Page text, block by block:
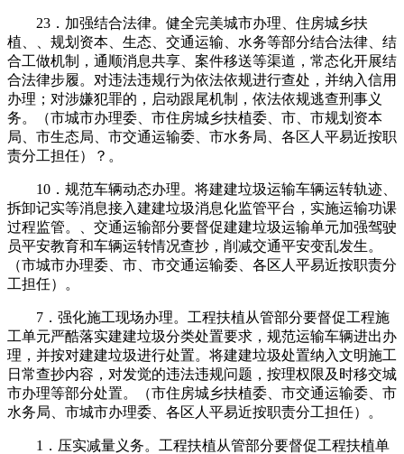
23．加强结合法律。健全完美城市办理、住房城乡扶
植、、规划资本、生态、交通运输、水务等部分结合法律、结
合工做机制，通顺消息共享、案件移送等渠道，常态化开展结
合法律步履。对违法违规行为依法依规进行查处，并纳入信用
办理；对涉嫌犯罪的，启动跟尾机制，依法依规逃查刑事义
务。（市城市办理委、市住房城乡扶植委、市、市规划资本
局、市生态局、市交通运输委、市水务局、各区人平易近按职
责分工担任）？。
10．规范车辆动态办理。将建建垃圾运输车辆运转轨迹、
拆卸记实等消息接入建建垃圾消息化监管平台，实施运输功课
过程监管。、交通运输部分要督促建建垃圾运输单元加强驾驶
员平安教育和车辆运转情况查抄，削减交通平安变乱发生。
（市城市办理委、市、市交通运输委、各区人平易近按职责分
工担任）。
7．强化施工现场办理。工程扶植从管部分要督促工程施
工单元严酷落实建建垃圾分类处置要求，规范运输车辆进出办
理，并按对建建垃圾进行处置。将建建垃圾处置纳入文明施工
日常查抄内容，对发觉的违法违规问题，按理权限及时移交城
市办理等部分处置。（市住房城乡扶植委、市交通运输委、市
水务局、市城市办理委、各区人平易近按职责分工担任）。
1．压实减量义务。工程扶植从管部分要督促工程扶植单